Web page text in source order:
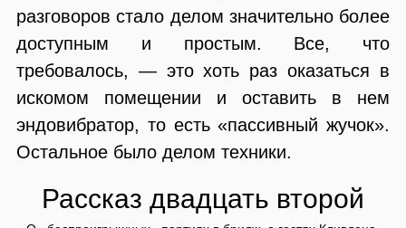
разговоров стало делом значительно более
доступным и простым. Все, что
требовалось, — это хоть раз оказаться в
искомом помещении и оставить в нем
эндовибратор, то есть «пассивный жучок».
Остальное было делом техники.
Рассказ двадцать второй